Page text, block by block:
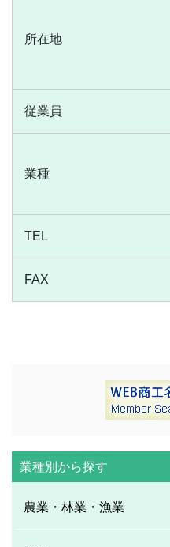
所在地
従業員
業種
TEL
FAX
業種別から探す
農業・林業・漁業